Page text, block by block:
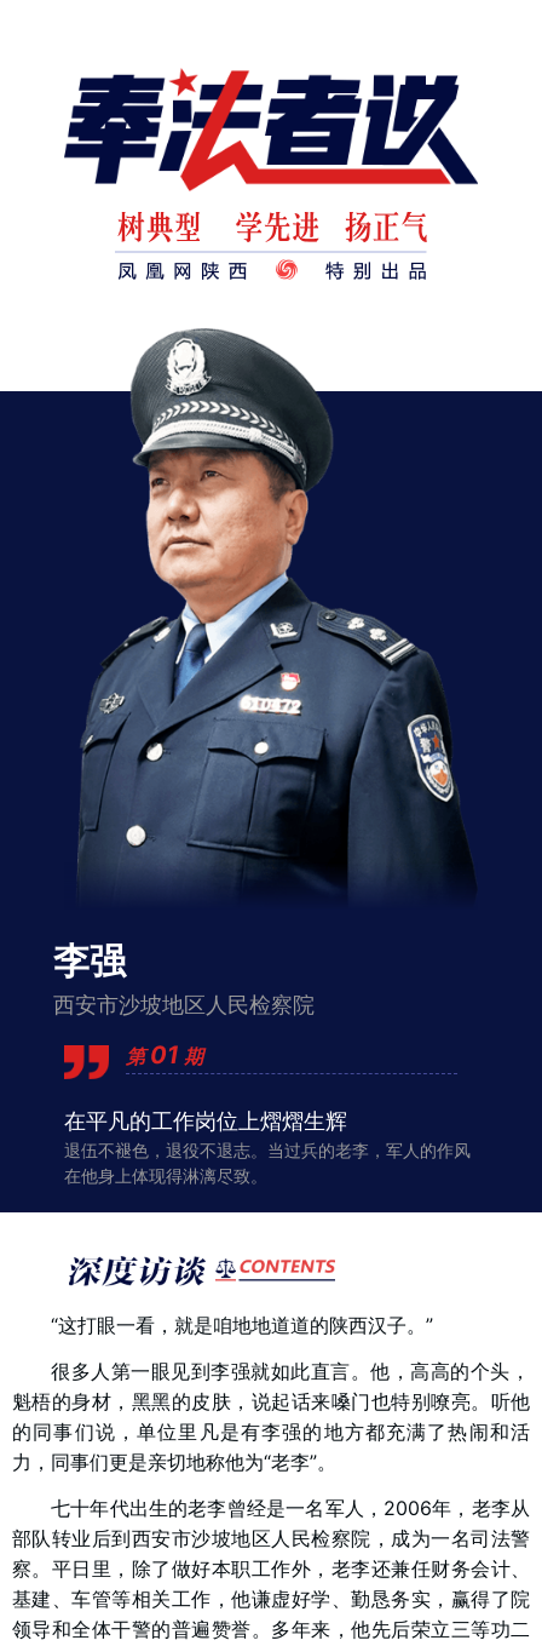
李强
西安市沙坡地区人民检察院
第01 期
在平凡的工作岗位上熠熠生辉
退伍不褪色，退役不退志。当过兵的老李，军人的作风
在他身上体现得淋漓尽致。
“这打眼一看，就是咱地地道道的陕西汉子。”
很多人第一眼见到李强就如此直言。他，高高的个头，
魁梧的身材，黑黑的皮肤，说起话来嗓门也特别嘹亮。听他
的同事们说，单位里凡是有李强的地方都充满了热闹和活
力，同事们更是亲切地称他为“老李”。
七十年代出生的老李曾经是一名军人，2006年，老李从
部队转业后到西安市沙坡地区人民检察院，成为一名司法警
察。平日里，除了做好本职工作外，老李还兼任财务会计、
基建、车管等相关工作，他谦虚好学、勤恳务实，赢得了院
领导和全体干警的普遍赞誉。多年来，他先后荣立三等功二